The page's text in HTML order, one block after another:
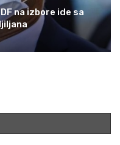
DF na izbore ide sa